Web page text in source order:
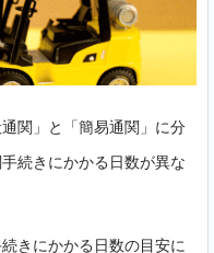
関」と「簡易通関」に分
続きにかかる日数が異な
きにかかる日数の目安に